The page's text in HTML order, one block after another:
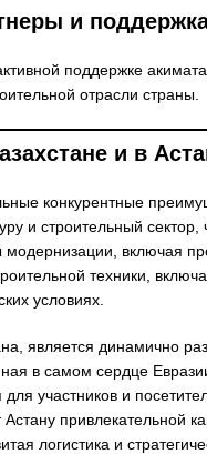
и
поддержке
отрасли страны.
и в
конкурентные
и строительный
включая
техники,
условиях.
является динамично
в самом сердце
участников и
привлекательной
логистика и